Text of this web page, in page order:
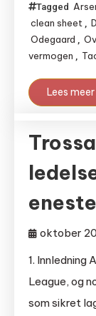
Tagged
clean sheet ,
Odegaard ,
vermogen ,
Lees meer
oktober
1. Innledning
League, og
som sikret